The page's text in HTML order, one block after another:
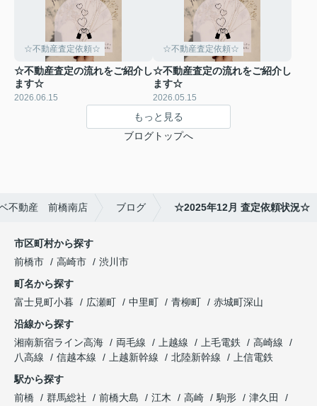
☆不動産査定依頼☆
☆不動産査定の流れをご紹介し
ます☆
2026.06.15
☆不動産査定依頼☆
☆不動産査定の流れをご紹介し
ます☆
2026.05.15
もっと見る
ブログトップへ
不動産 前橋南店 ブログ ☆2025年12月 査定依頼状況☆
市区町村から探す
前橋市
高崎市
渋川市
町名から探す
富士見町小暮
広瀬町 中里町 青柳町
赤城町深山
沿線から探す
湘南新宿ライン高海
両毛線 上越線 上毛電鉄
高崎線
八高線
信越本線 上越新幹線 北陸新幹線
上信電鉄
駅から探す
前橋
群馬総社 前橋大島 江木 高崎 駒形
津久田